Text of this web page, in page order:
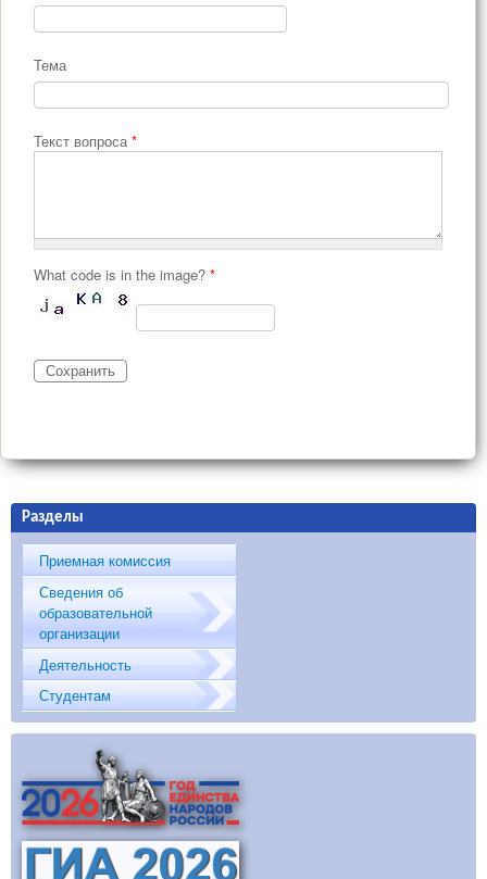
Тема
Текст вопроса *
What code is in the image? *
Разделы
Приемная комиссия
Сведения об
образовательной
организации
Деятельность
Студентам